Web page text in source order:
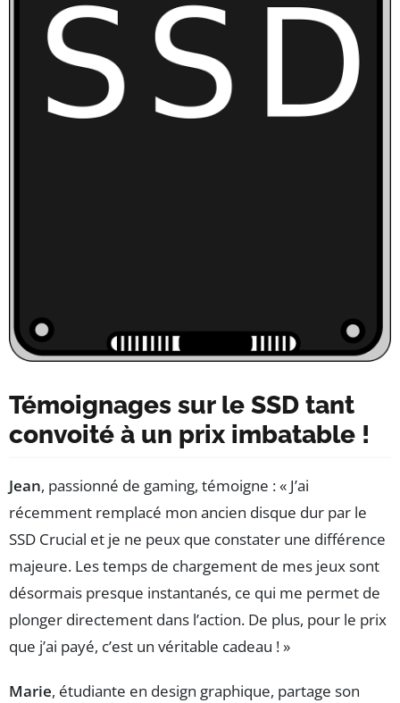
Témoignages sur le SSD tant
convoité à un prix imbatable !
Jean, passionné de gaming, témoigne : « J’ai
récemment remplacé mon ancien disque dur par le
SSD Crucial et je ne peux que constater une différence
majeure. Les temps de chargement de mes jeux sont
désormais presque instantanés, ce qui me permet de
plonger directement dans l’action. De plus, pour le prix
que j’ai payé, c’est un véritable cadeau ! »
Marie, étudiante en design graphique, partage son